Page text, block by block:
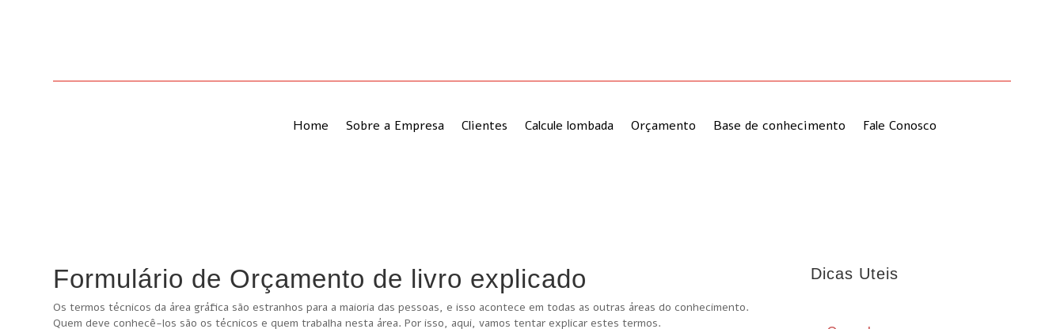
Home Sobre a Empresa Clientes Calcule lombada Orçamento Base de conhecimento Fale Conosco
Formulário de Orçamento de livro explicado
Os termos técnicos da área gráfica são estranhos para a maioria das pessoas, e isso acontece em todas as outras áreas do conhecimento.
Quem deve conhecê-los são os técnicos e quem trabalha nesta área. Por isso, aqui, vamos tentar explicar estes termos.
Dicas Uteis